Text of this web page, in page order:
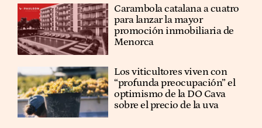
Carambola catalana a cuatro
para lanzar la mayor
promoción inmobiliaria de
Menorca
Los viticultores viven con
“profunda preocupación” el
optimismo de la DO Cava
sobre el precio de la uva